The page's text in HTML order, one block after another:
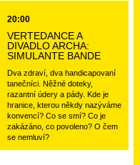
20:00
VERTEDANCE A
DIVADLO ARCHA:
SIMULANTE BANDE
Dva zdraví, dva handicapovaní
tanečníci. Něžné doteky,
razantní údery a pády. Kde je
hranice, kterou někdy nazýváme
konvencí? Co se smí? Co je
zakázáno, co povoleno? O čem
se nemluví?